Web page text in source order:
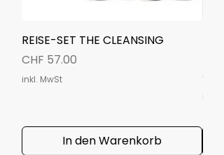
REISE-SET THE CLEANSING
Preis
CHF 57.00
inkl. MwSt
In den Warenkorb
Preis